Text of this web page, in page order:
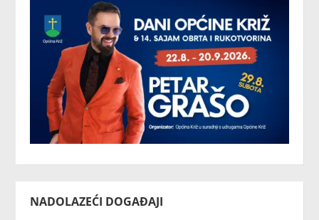
NADOLAZEĆI DOGAĐAJI